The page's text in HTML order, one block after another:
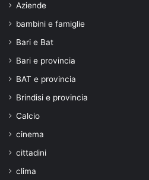
Aziende
bambini e famiglie
Bari e Bat
Bari e provincia
BAT e provincia
Brindisi e provincia
Calcio
cinema
cittadini
clima